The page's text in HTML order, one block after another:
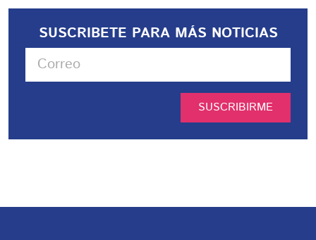
SUSCRIBETE PARA MÁS NOTICIAS
SUSCRIBIRME